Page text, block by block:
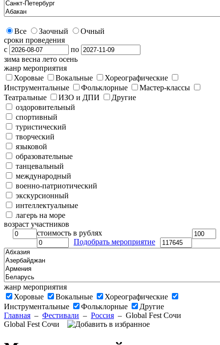
Все Заочный
Очный
сроки проведения
с
по
зима весна лето осень
жанр мероприятия
Хоровые
Вокальные
Хореографические
Инструментальные
Фольклорные
Мастер-классы
Театральные
ИЗО и ДПИ
Другие
оздоровительный
спортивный
туристический
творческий
языковой
образовательные
танцевальный
международный
военно-патриотический
экскурсионный
интеллектуальные
лагерь на море
возраст участников
стоимость в рублях
Подобрать мероприятие
жанр мероприятия
Хоровые
Вокальные
Хореографические
Инструментальные
Фольклорные
Другие
Главная – Фестивали – Россия – Global Fest Сочи
Global Fest Сочи